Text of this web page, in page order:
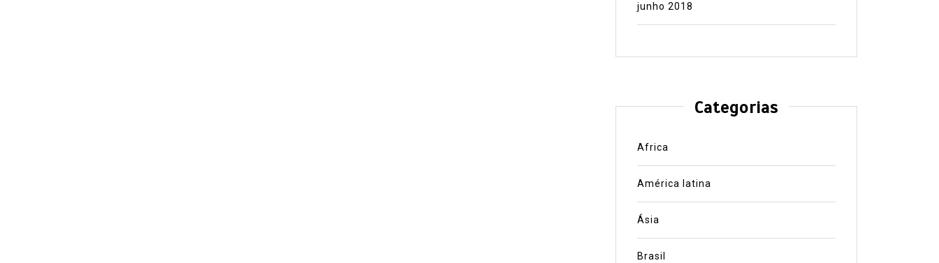
junho 2018
Categorias
Africa
América latina
Ásia
Brasil